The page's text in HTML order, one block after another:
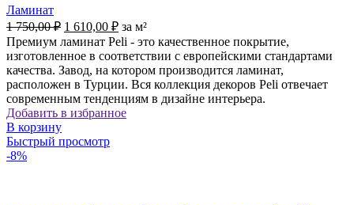
Ламинат
1 750,00₽ Первоначальная
цена
составляла
1
750,00 ₽.
1 610,00 ₽Текущая
цена:
1
610,00 ₽.
за м²
Премиум ламинат Peli - это качественное покрытие,
изготовленное в соответствии с европейскими стандартами
качества. Завод, на котором производится ламинат,
расположен в Турции. Вся коллекция декоров Peli отвечает
современным тенденциям в дизайне интерьера.
Добавить в избранное
В корзину
Быстрый просмотр
-8%